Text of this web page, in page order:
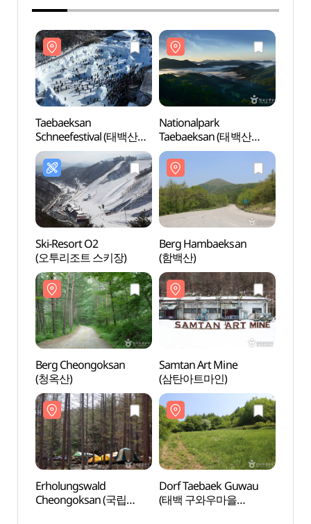
Taebaeksan
Schneefestival (태백산
눈축제)
Nationalpark
Taebaeksan (태백산
국립공원)
Ski-Resort O2
(오투리조트 스키장)
Berg Hambaeksan
(함백산)
Berg Cheongoksan
(청옥산)
Samtan Art Mine
(삼탄아트마인)
Erholungswald
Cheongoksan (국립
Dorf Taebaek Guwau
(태백 구와우마을